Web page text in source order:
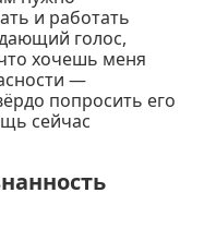
и работать
голос,
хочешь меня
—
попросить его
сейчас